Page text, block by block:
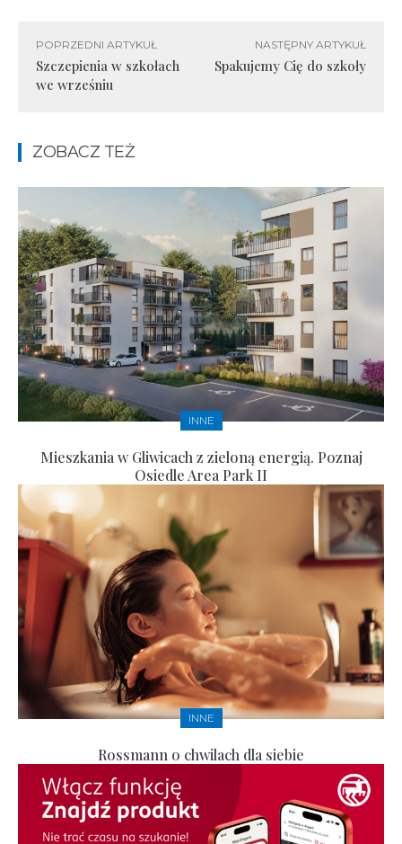
POPRZEDNI ARTYKUŁ
Szczepienia w szkołach
we wrześniu
NASTĘPNY ARTYKUŁ
Spakujemy Cię do szkoły
ZOBACZ TEŻ
INNE
Mieszkania w Gliwicach z zieloną energią. Poznaj
Osiedle Area Park II
INNE
Rossmann o chwilach dla siebie